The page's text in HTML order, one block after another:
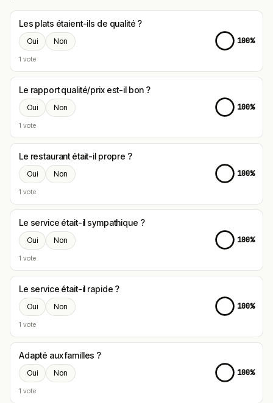
Les plats étaient-ils de qualité ?
Oui Non
1 vote
100%
Le rapport qualité/prix est-il bon ?
Oui Non
1 vote
100%
Le restaurant était-il propre ?
Oui Non
1 vote
100%
Le service était-il sympathique ?
Oui Non
1 vote
100%
Le service était-il rapide ?
Oui Non
1 vote
100%
Adapté aux familles ?
Oui Non
1 vote
100%